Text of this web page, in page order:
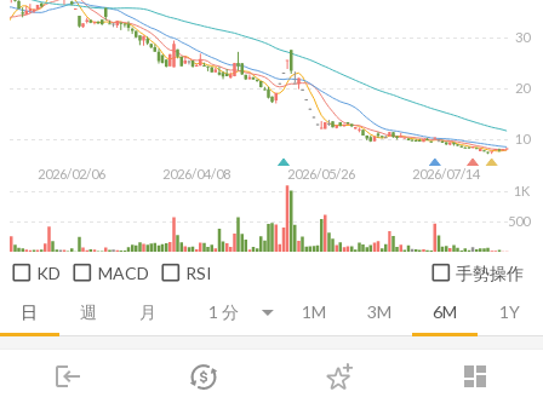
login dashboard
市場 登入
日 週 月 1M 3M 6M 1Y
2026/02/06 2026/04/08 2026/05/26 2026/07/14
10
20
30
500
1K
KD MACD RSI 手勢操作
推薦卡片 技術面 消息面 財務報